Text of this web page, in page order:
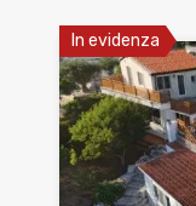
In evidenza